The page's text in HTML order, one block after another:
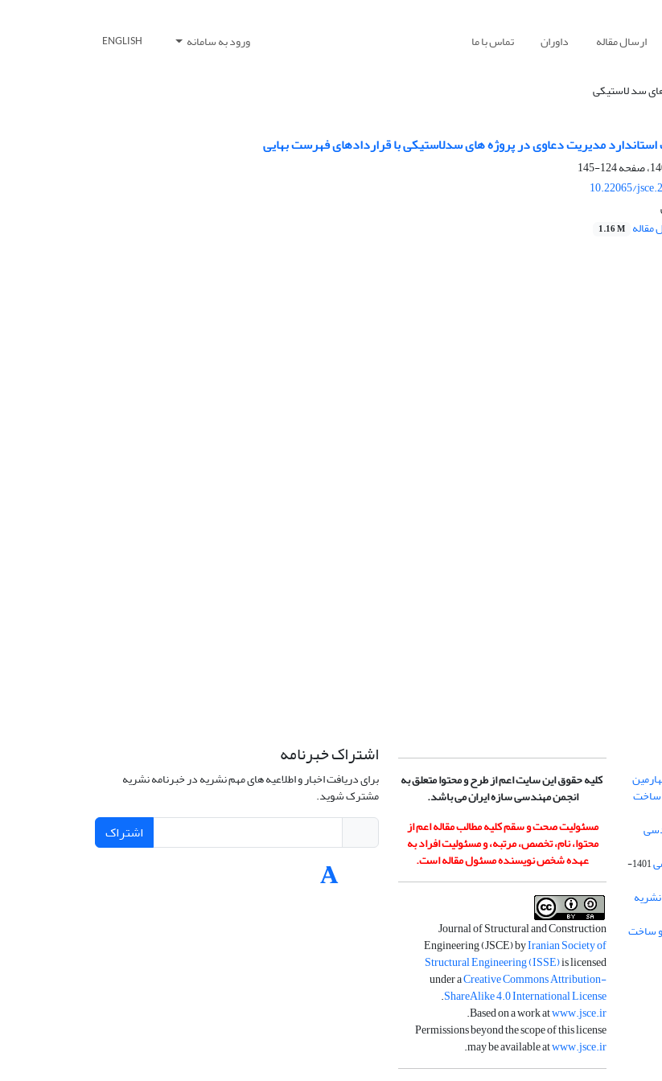
ارسال مقاله داوران تماس با ما ورود به سامانه ENGLISH
سد لاستیکی
مدیریت دعاوی در پروژه های سدلاستیکی با قراردادهای فهرست بهایی
124-145
10.22065/
مقاله 1.16 M
ساخت
1401-
کلیه حقوق این سایت اعم از طرح و محتوا متعلق به
انجمن مهندسی سازه ایران می باشد.
مسئولیت صحت و سقم کلیه مطالب مقاله اعم از
محتوا، نام، تخصص، مرتبه، و مسئولیت افراد به
عهده شخص نویسنده مسئول مقاله است.
Journal of Structural and Construction
Engineering (JSCE) byIranian Society of
Structural Engineering (ISSE)is licensed
under aCreative Commons Attribution-
ShareAlike 4.0 International License
.
Based on a work atwww.jsce.ir
.
Permissions beyond the scope of this license
may be available atwww.jsce.ir
.
اشتراک خبرنامه
برای دریافت اخبار و اطلاعیه های مهم نشریه در خبرنامه نشریه
مشترک شوید.
اشتراک